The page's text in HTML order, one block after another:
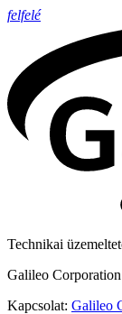
felfelé
Technikai
Galileo
Kapcsolat: Galileo